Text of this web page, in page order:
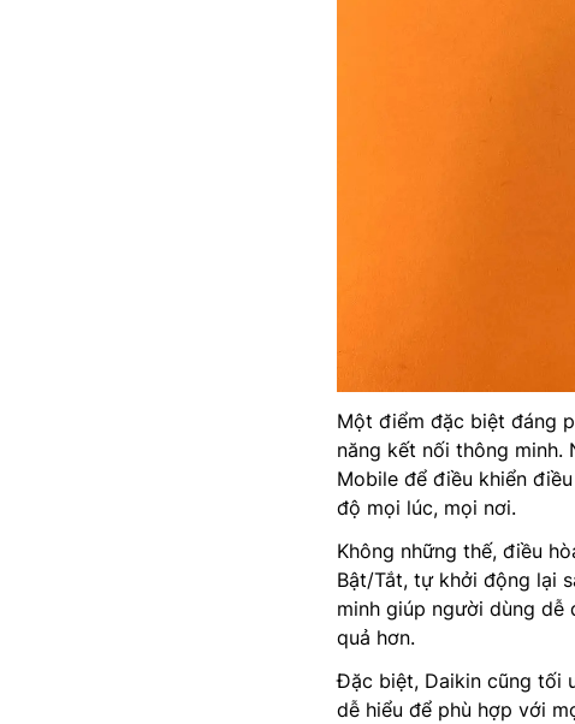
Một điểm đặc biệt đáng
năng kết nối thông minh.
Mobile để điều khiển
độ mọi lúc, mọi nơi.
Không những thế, điều
Bật/Tắt, tự khởi động lại
minh giúp người dùng dễ
quả hơn.
Đặc biệt, Daikin cũng tối
dễ hiểu để phù hợp với